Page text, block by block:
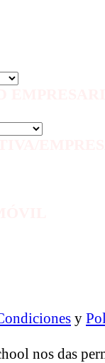
y
nos das